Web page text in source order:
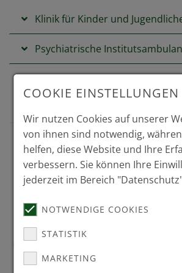
Klinik für Kinder und
Psychiatrische
Tagesklinik für junge Menschen
Dein Arbeitsplatz
Unser Standort in Bad Neuenahr
Du findest hier das perfekte
medizinische,
und pädagogische Arbeit in einer
COOKIE EINSTELLUNGEN
Wir nutzen Cookies auf unserer
von ihnen sind notwendig,
helfen, diese Website und Ihre
verbessern. Sie können Ihre
jederzeit im Bereich
NOTWENDIGE COOKIES
STATISTIK
MARKETING